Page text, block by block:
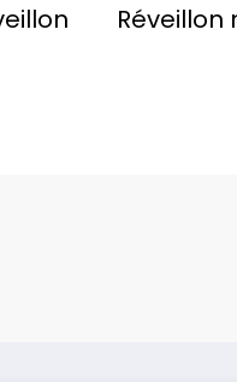
Réveillon